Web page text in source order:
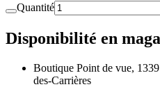
Quantité
Disponibilité en
Boutique Point de vue,
des-Carrières